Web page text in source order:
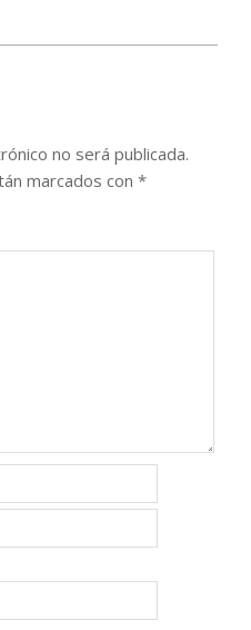
no será publicada.
marcados con *